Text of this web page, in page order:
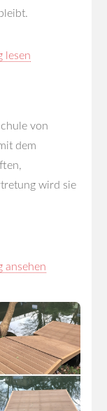
lesen
von
dem
wird sie
ansehen